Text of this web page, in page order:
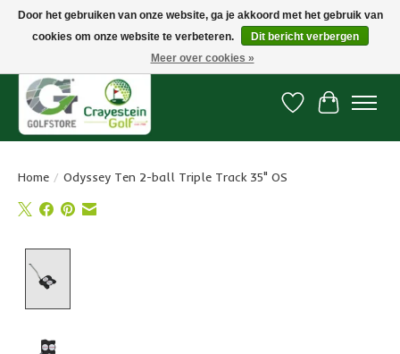
Snelle levering, gratis vanaf € 100. Onze oncourse Golfshop in Dordrecht is
Verlanglijst
Home / Odyssey Ten 2-ball Triple Track 35" OS
Door het gebruiken van onze website, ga je akkoord met het gebruik van
cookies om onze website te verbeteren.
Dit bericht verbergen
Meer over cookies »